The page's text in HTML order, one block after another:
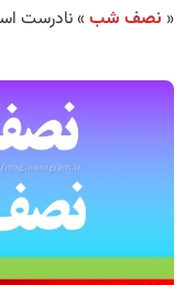
« نصف شب » نادرست